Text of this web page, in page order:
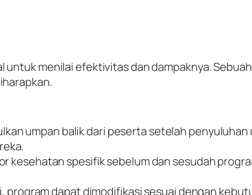
untuk menilai efektivitas dan dampaknya.
umpan balik dari peserta setelah
kesehatan spesifik sebelum dan sesudah
program dapat dimodifikasi sesuai dengan